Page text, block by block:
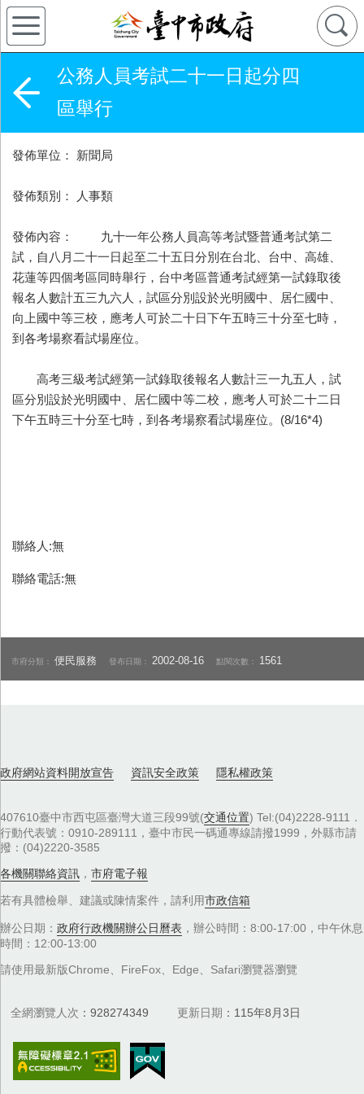
公務人員考試二十一日起分四
區舉行
發佈單位： 新聞局
發佈類別： 人事類
發佈內容： 九十一年公務人員高等考試暨普通考試第二
試，自八月二十一日起至二十五日分別在台北、台中、高雄、
花蓮等四個考區同時舉行，台中考區普通考試經第一試錄取後
報名人數計五三九六人，試區分別設於光明國中、居仁國中、
向上國中等三校，應考人可於二十日下午五時三十分至七時，
到各考場察看試場座位。
高考三級考試經第一試錄取後報名人數計三一九五人，試
區分別設於光明國中、居仁國中等二校，應考人可於二十二日
下午五時三十分至七時，到各考場察看試場座位。(8/16*4)
聯絡人:無
聯絡電話:無
市府分類：便民服務 發布日期： 2002-08-16 點閱次數： 1561
政府網站資料開放宣告 資訊安全政策 隱私權政策
407610臺中市西屯區臺灣大道三段99號(交通位置) Tel:(04)2228-9111．
行動代表號：0910-289111，臺中市民一碼通專線請撥1999，外縣市請
撥：(04)2220-3585
各機關聯絡資訊 ， 市府電子報
若有具體檢舉、建議或陳情案件，請利用市政信箱
辦公日期： 政府行政機關辦公日曆表 ，辦公時間：8:00-17:00，中午休息
時間：12:00-13:00
請使用最新版Chrome、FireFox、Edge、Safari瀏覽器瀏覽
全網瀏覽人次 928274349 更新日期 115年8月3日